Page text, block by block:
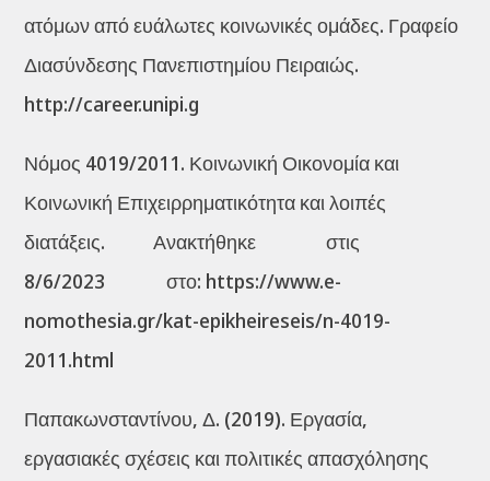
ατόμων από ευάλωτες κοινωνικές ομάδες. Γραφείο
Διασύνδεσης Πανεπιστημίου Πειραιώς.
http://career.unipi.g
Νόμος 4019/2011. Κοινωνική Οικονομία και
Κοινωνική Επιχειρρηματικότητα και λοιπές
διατάξεις. Ανακτήθηκε στις
8/6/2023 στο: https://www.e-
nomothesia.gr/kat-epikheireseis/n-4019-
2011.html
Παπακωνσταντίνου, Δ. (2019). Εργασία,
εργασιακές σχέσεις και πολιτικές απασχόλησης